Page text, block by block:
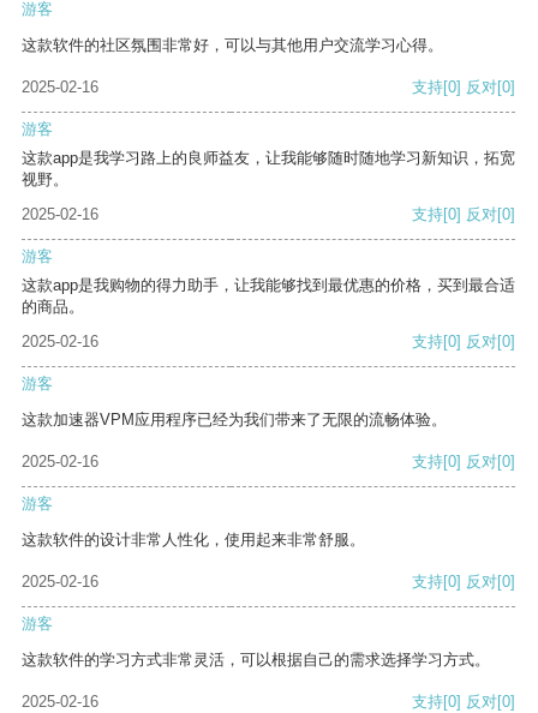
游客
这款软件的社区氛围非常好，可以与其他用户交流学习心得。
2025-02-16 支持[0] 反对[0]
游客
这款app是我学习路上的良师益友，让我能够随时随地学习新知识，拓宽
视野。
2025-02-16
支持[0] 反对[0]
游客
这款app是我购物的得力助手，让我能够找到最优惠的价格，买到最合适
的商品。
2025-02-16
支持[0] 反对[0]
游客
这款加速器VPM应用程序已经为我们带来了无限的流畅体验。
2025-02-16 支持[0] 反对[0]
游客
这款软件的设计非常人性化，使用起来非常舒服。
2025-02-16 支持[0] 反对[0]
游客
这款软件的学习方式非常灵活，可以根据自己的需求选择学习方式。
2025-02-16 支持[0] 反对[0]